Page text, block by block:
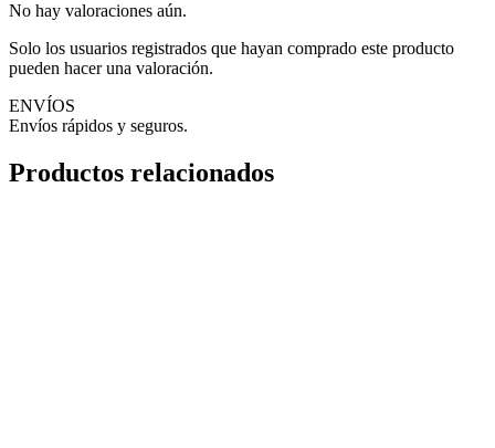
No hay valoraciones aún.
Solo los usuarios registrados que hayan comprado este producto
pueden hacer una valoración.
ENVÍOS
Envíos rápidos y seguros.
Productos relacionados